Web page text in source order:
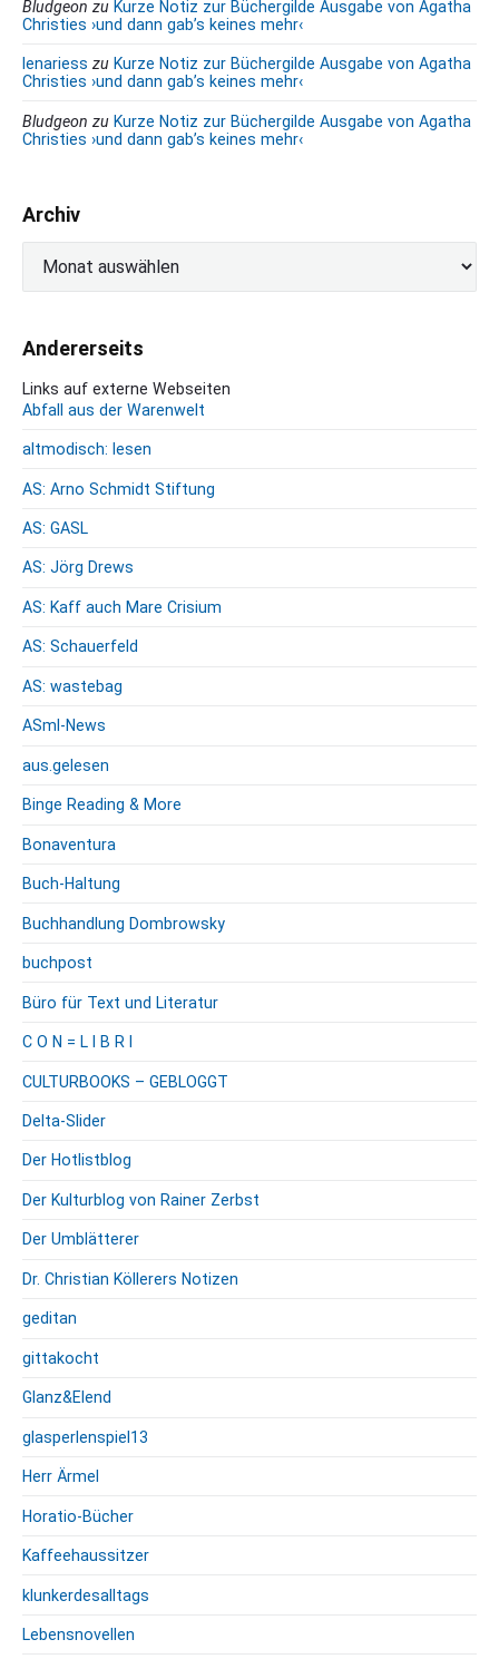
i
i
n
a
m
Bludgeon zu Kurze Notiz zur Büchergilde Ausgabe von Agatha
Christies ›und dann gab’s keines mehr‹
lenariess zu Kurze Notiz zur Büchergilde Ausgabe von Agatha
Christies ›und dann gab’s keines mehr‹
Bludgeon zu Kurze Notiz zur Büchergilde Ausgabe von Agatha
Christies ›und dann gab’s keines mehr‹
Archiv
iAndererseits
Links auf externe Webseiten
Abfall aus der Warenwelt
altmodisch: lesen
AS: Arno Schmidt Stiftung
AS: GASL
AS: Jörg Drews
AS: Kaff auch Mare Crisium
AS: Schauerfeld
AS: wastebag
ASml-News
aus.gelesen
Binge Reading & More
Bonaventura
Buch-Haltung
Buchhandlung Dombrowsky
buchpost
Büro für Text und Literatur
C O N = L I B R I
CULTURBOOKS – GEBLOGGT
Delta-Slider
Der Hotlistblog
Der Kulturblog von Rainer Zerbst
Der Umblätterer
Dr. Christian Köllerers Notizen
geditan
gittakocht
Glanz&Elend
glasperlenspiel13
Herr Ärmel
Horatio-Bücher
Kaffeehaussitzer
klunkerdesalltags
Lebensnovellen